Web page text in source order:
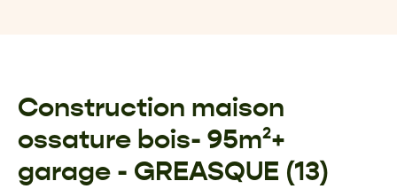
Construction maison
ossature bois- 95m²+
garage - GREASQUE (13)